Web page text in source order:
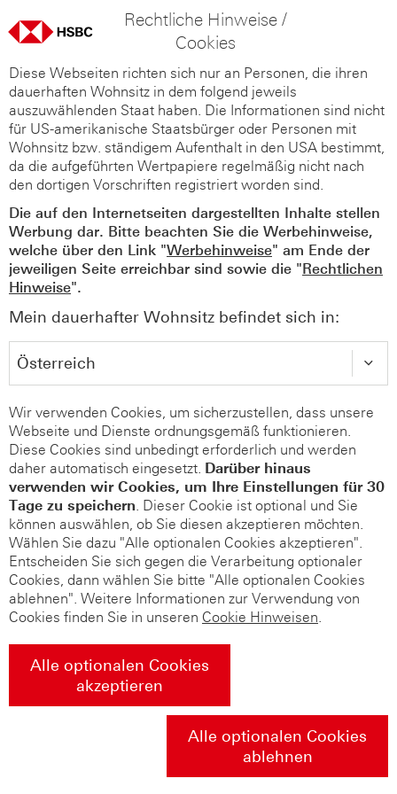
Rechtliche Hinweise /
Cookies
Diese Webseiten richten sich nur an Personen, die ihren
dauerhaften Wohnsitz in dem folgend jeweils
auszuwählenden Staat haben. Die Informationen sind nicht
für US-amerikanische Staatsbürger oder Personen mit
Wohnsitz bzw. ständigem Aufenthalt in den USA bestimmt,
da die aufgeführten Wertpapiere regelmäßig nicht nach
den dortigen Vorschriften registriert worden sind.
Die auf den Internetseiten dargestellten Inhalte stellen
Werbung dar. Bitte beachten Sie die Werbehinweise,
welche über den Link "Werbehinweise" am Ende der
jeweiligen Seite erreichbar sind sowie die "Rechtlichen
Hinweise".
Mein dauerhafter Wohnsitz befindet sich in:
Wir verwenden Cookies, um sicherzustellen, dass unsere
Webseite und Dienste ordnungsgemäß funktionieren.
Diese Cookies sind unbedingt erforderlich und werden
daher automatisch eingesetzt. Darüber hinaus
verwenden wir Cookies, um Ihre Einstellungen für 30
Tage zu speichern. Dieser Cookie ist optional und Sie
können auswählen, ob Sie diesen akzeptieren möchten.
Wählen Sie dazu "Alle optionalen Cookies akzeptieren".
Entscheiden Sie sich gegen die Verarbeitung optionaler
Cookies, dann wählen Sie bitte "Alle optionalen Cookies
ablehnen". Weitere Informationen zur Verwendung von
Cookies finden Sie in unseren Cookie Hinweisen.
Alle optionalen Cookies
akzeptieren
Alle optionalen Cookies
ablehnen